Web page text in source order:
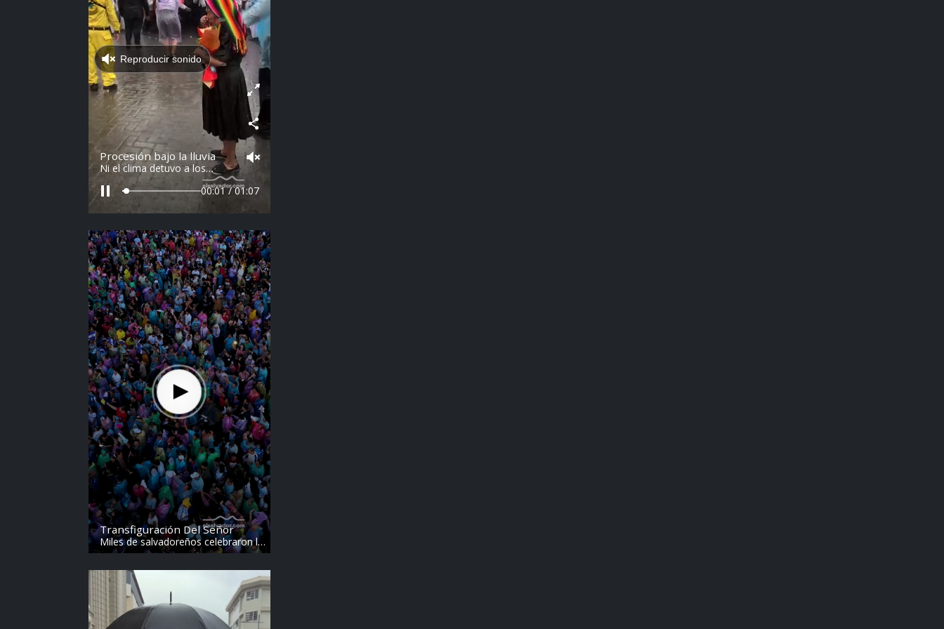
Reproducir sonido
Procesión bajo la lluvia
Ni el clima detuvo a los
feligreses en el recorrido del
Divino Salvador del Mundo.
Vídeo: elsalvador.com /
Steven Anzora
00:02 / 01:07
Transfiguración Del Señor
Miles de salvadoreños celebraron la
Transfiguración del Divino Salvador
Steven Anzora